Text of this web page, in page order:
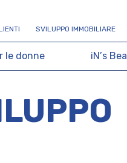
IENTI SVILUPPO IMMOBILIARE
r le donne iN’s Bea